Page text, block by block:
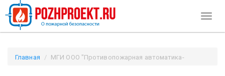
Главная
МГИ ООО "Противопожарная автоматика-